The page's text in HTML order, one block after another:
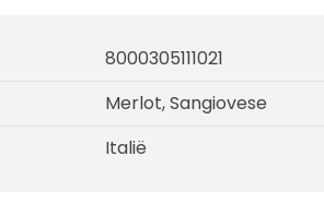
8000305111021
Merlot, Sangiovese
Italië